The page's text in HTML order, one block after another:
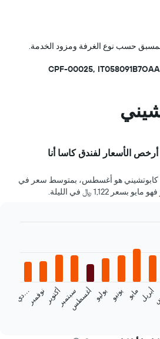
حسب نوع الغرفة ومزود الخدمة.
الأسعار لفندق كاسا أنا
كابوتشيني هو أغسطس، بمتوسط سعر في
أبريلمايو يونيويوليوأغسطسسبتمبرأكتوبرنوفمبرد
ي…